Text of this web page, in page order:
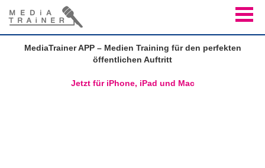
MediaTrainer APP – Medien Training für den perfekten
öffentlichen Auftritt
Jetzt für iPhone, iPad und Mac